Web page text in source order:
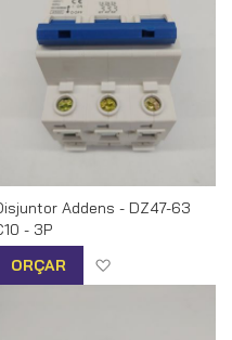
desejos
Addens - DZ47-63
- 3P
ORÇAR